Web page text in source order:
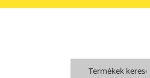
Keresés